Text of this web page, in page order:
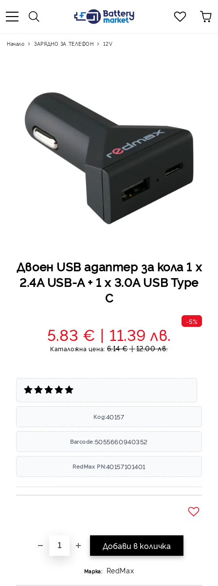
Начало ЗАРЯДНО ЗА ТЕЛЕФОН 12V
Двоен USB адаптер за кола 1 x
2.4A USB-A + 1 x 3.0A USB Type
C
-5%
5.83 € 11.39 лв.
Каталожна цена: 6.14 € 12.00 лв.
Код:40157
Barcode:5055660940352
RedMax PN:40157101401
Марка: RedMax